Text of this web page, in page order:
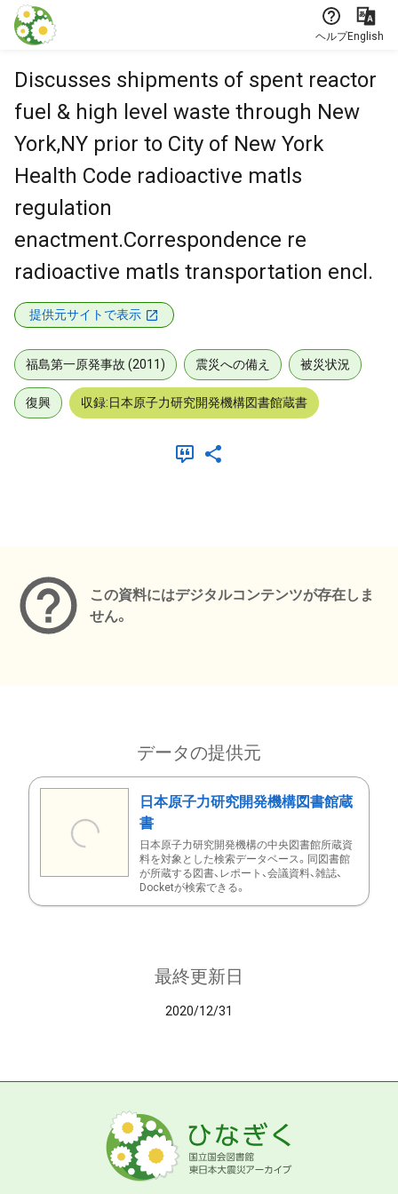
本文に飛ぶ
ヘルプEnglish
Discusses shipments of spent reactor
fuel & high level waste through New
York,NY prior to City of New York
Health Code radioactive matls
regulation
enactment.Correspondence re
radioactive matls transportation encl.
提供元サイトで表示
福島第一原発事故 (2011) 震災への備え 被災状況
復興 収録:日本原子力研究開発機構図書館蔵書
この資料にはデジタルコンテンツが存在しま
せん。
データの提供元
日本原子力研究開発機構図書館蔵
書
日本原子力研究開発機構の中央図書館所蔵資
料を対象とした検索データベース。同図書館
が所蔵する図書、レポート、会議資料、雑誌、
Docketが検索できる。
最終更新日
2020/12/31